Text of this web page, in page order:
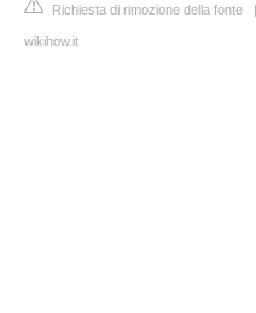
Richiesta di rimozione della fonte
wikihow.it